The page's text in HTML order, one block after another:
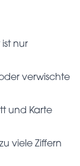
nur
verwischte
und Karte
viele Ziffern